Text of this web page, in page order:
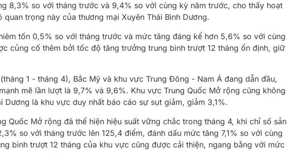
8,3% so với tháng trước và 9,4% so với cùng kỳ năm trước, cho thấy hoạt
trọng này của thương mại Xuyên Thái Bình Dương.
tốn 0,5% so với tháng trước và mức tăng đáng kể hơn 5,6% so với cùng
củng cố thêm bởi tốc độ tăng trưởng trung bình trượt 12 tháng ổn định, giữ
1 - tháng 4), Bắc Mỹ và khu vực Trung Đông - Nam Á đang dẫn đầu,
mẽ lần lượt là 9,7% và 9,6%. Khu vực Trung Quốc Mở rộng cũng không
là khu vực duy nhất báo cáo sự sụt giảm, giảm 3,1%.
Quốc Mở rộng đã thể hiện hiệu suất vững chắc trong tháng 4, khi chỉ số sản
so với tháng trước lên 125,4 điểm, đánh dấu mức tăng 7,1% so với cùng
bình trượt 12 tháng của khu vực cũng được cải thiện, ngang bằng với mức